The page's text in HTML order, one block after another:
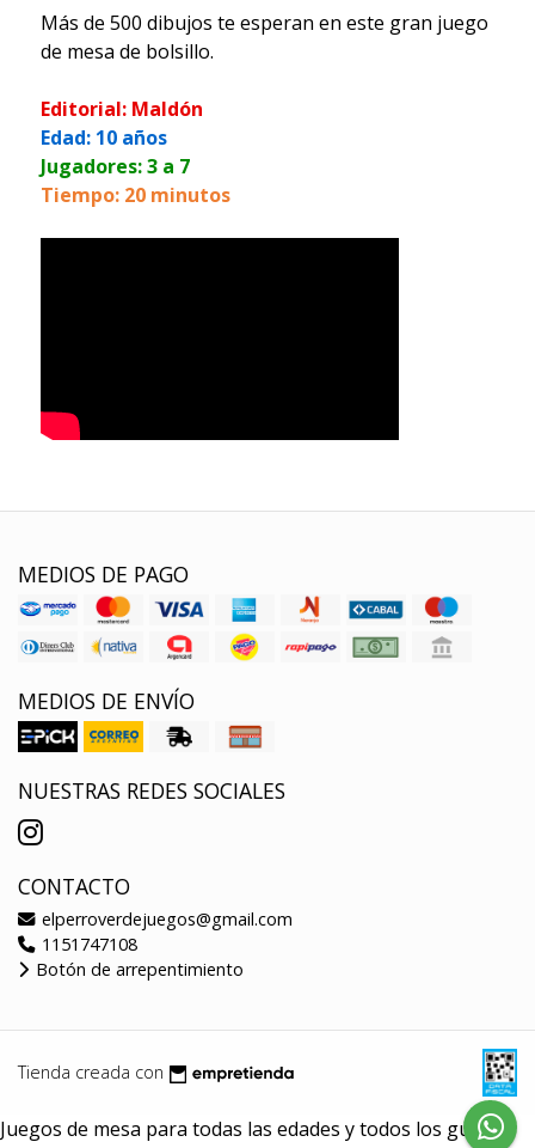
Más de 500 dibujos te esperan en este gran juego
de mesa de bolsillo.
Editorial: Maldón
Edad: 10 años
Jugadores: 3 a 7
Tiempo: 20 minutos
MEDIOS DE PAGO
MEDIOS DE ENVÍO
NUESTRAS REDES SOCIALES
CONTACTO
elperroverdejuegos@gmail.com
1151747108
Botón de arrepentimiento
Tienda creada con
Juegos de mesa para todas las edades y todos los gustos.